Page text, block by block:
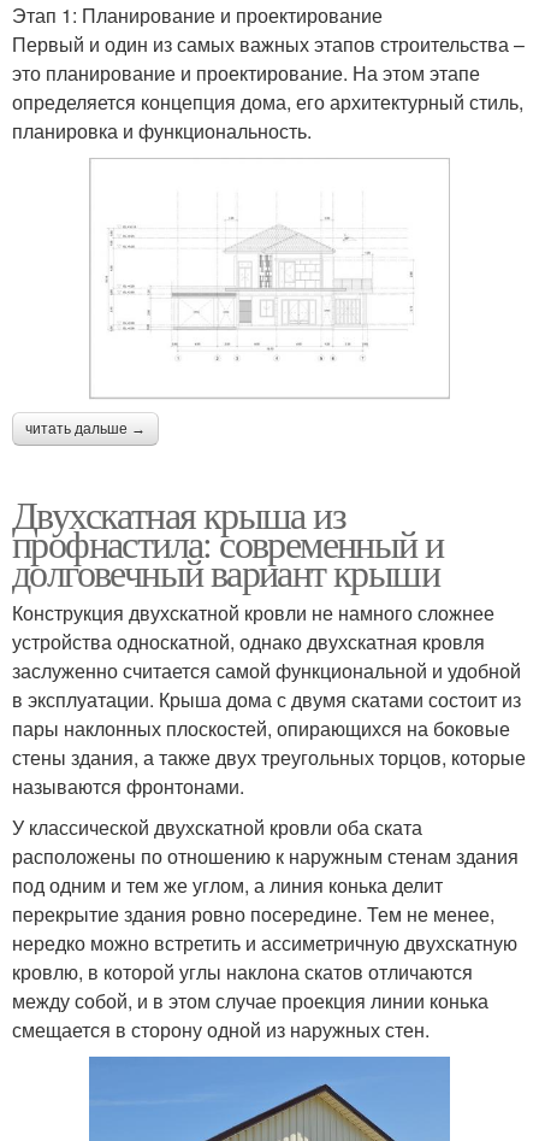
Этап 1: Планирование и проектирование
Первый и один из самых важных этапов строительства –
это планирование и проектирование. На этом этапе
определяется концепция дома, его архитектурный стиль,
планировка и функциональность.
читать дальше →
Двухскатная крыша из
профнастила: современный и
долговечный вариант крыши
Конструкция двухскатной кровли не намного сложнее
устройства односкатной, однако двухскатная кровля
заслуженно считается самой функциональной и удобной
в эксплуатации. Крыша дома с двумя скатами состоит из
пары наклонных плоскостей, опирающихся на боковые
стены здания, а также двух треугольных торцов, которые
называются фронтонами.
У классической двухскатной кровли оба ската
расположены по отношению к наружным стенам здания
под одним и тем же углом, а линия конька делит
перекрытие здания ровно посередине. Тем не менее,
нередко можно встретить и ассиметричную двухскатную
кровлю, в которой углы наклона скатов отличаются
между собой, и в этом случае проекция линии конька
смещается в сторону одной из наружных стен.